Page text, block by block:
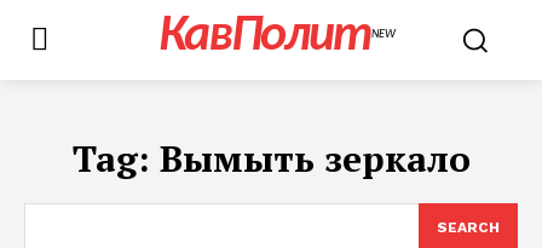
КавПолитNEW
Tag: Вымыть зеркало
SEARCH